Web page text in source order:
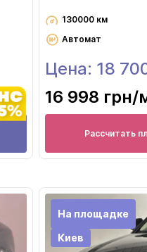
Тернополь
Херсон
Хмельницкий
Чернигов
130000 км
Автомат
Цена: 18
16 998 грн/
Рассчитать
На площадке
Киев